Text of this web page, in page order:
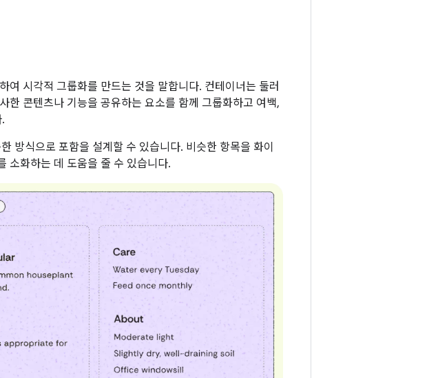
여 시각적 그룹화를 만드는 것을 말합니다. 컨테이너는 둘러
한 콘텐츠나 기능을 공유하는 요소를 함께 그룹화하고 여백,
방식으로 포함을 설계할 수 있습니다. 비슷한 항목을 화이
소화하는 데 도움을 줄 수 있습니다.